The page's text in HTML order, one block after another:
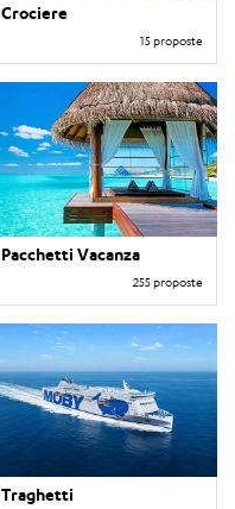
Crociere
15 proposte
Pacchetti Vacanza
255 proposte
Traghetti